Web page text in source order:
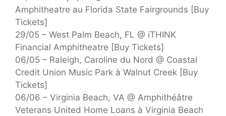
Amphitheatre au Florida State Fairgrounds [Buy
Tickets]
29/05 – West Palm Beach, FL @ iTHINK
Financial Amphitheatre [Buy Tickets]
06/05 – Raleigh, Caroline du Nord @ Coastal
Credit Union Music Park à Walnut Creek [Buy
Tickets]
06/06 – Virginia Beach, VA @ Amphithéâtre
Veterans United Home Loans à Virginia Beach